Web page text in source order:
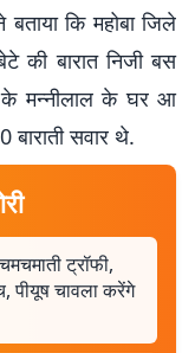
बताया कि महोबा जिले
की बारात निजी बस
के मन्नीलाल के घर आ
बाराती सवार थे.
ट्रॉफी,
पीयूष चावला करेंगे